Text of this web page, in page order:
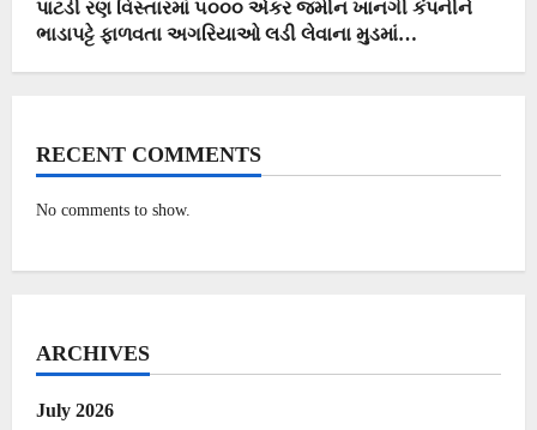
પાટડી રણ વિસ્તારમાં ૫૦૦૦ એકર જમીન ખાનગી કંપનીને
ભાડાપટ્ટે ફાળવતા અગરિયાઓ લડી લેવાના મુડમાં…
RECENT COMMENTS
No comments to show.
ARCHIVES
July 2026